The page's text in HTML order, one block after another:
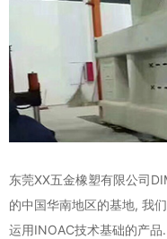
东莞XX五金橡塑有限公司
的中国华南地区的基地, 我
运用INOAC技术基础的产品.